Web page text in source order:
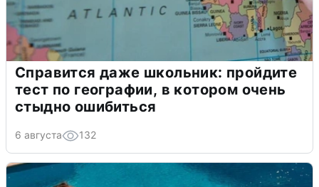
Справится даже школьник: пройдите
тест по географии, в котором очень
стыдно ошибиться
6 августа 132